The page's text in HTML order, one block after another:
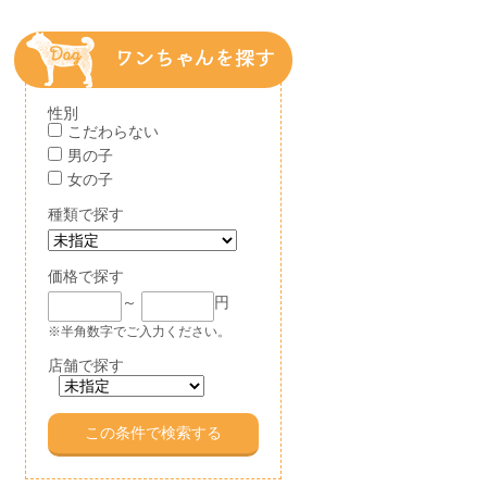
性別
こだわらない
男の子
女の子
種類で探す
価格で探す
～
円
※半角数字でご入力ください。
店舗で探す